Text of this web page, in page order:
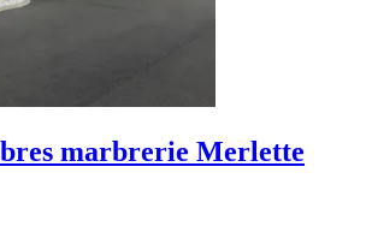
marbrerie Merlette